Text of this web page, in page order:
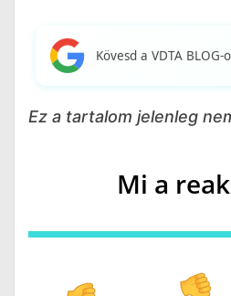
Kövesd a VDTA
Ez a tartalom jelenleg
Mi a